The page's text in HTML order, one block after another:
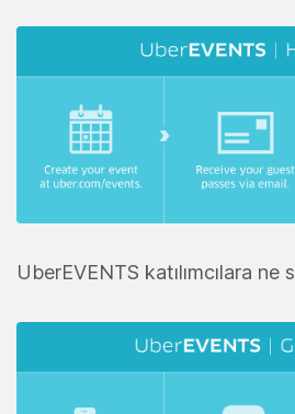
UberEVENTS katılımcılara ne